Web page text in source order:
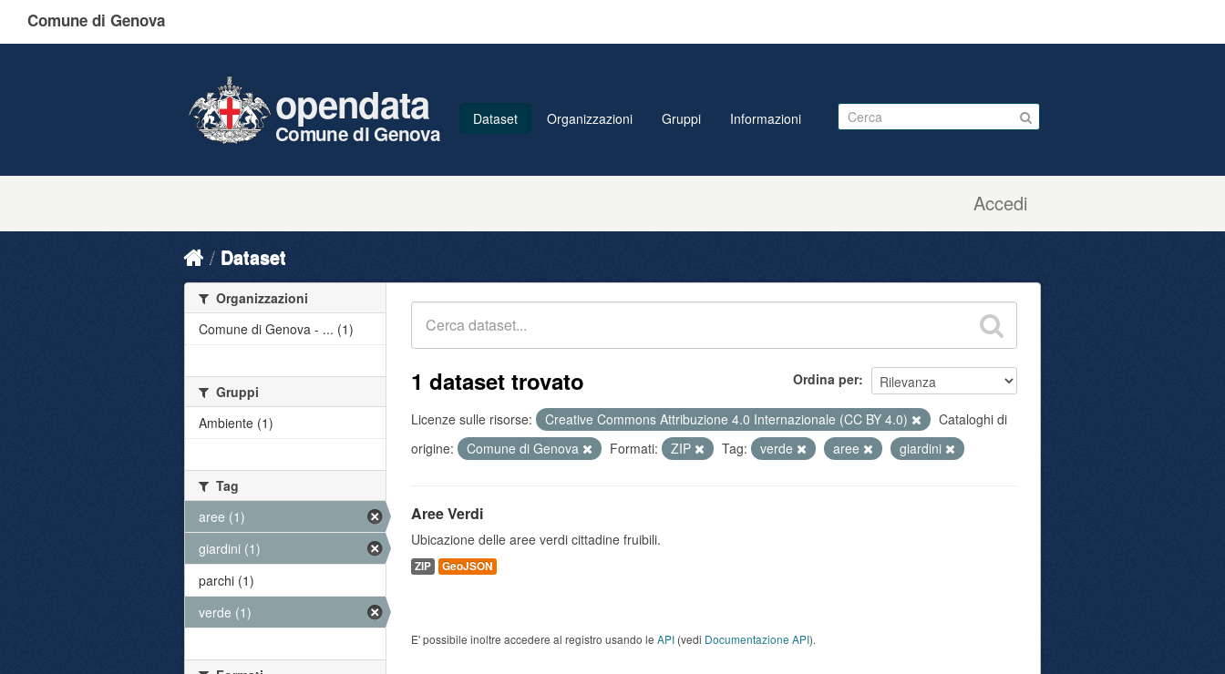
Comune di Genova
Accedi
opendata
Comune di Genova
Dataset Organizzazioni Gruppi Informazioni
Dataset
Ordina per
1 dataset trovato
Licenze sulle risorse: Creative Commons Attribuzione 4.0 Internazionale (CC BY 4.0)
Cataloghi di
origine:
Comune di Genova Formati: ZIP Tag: verde aree giardini
Aree Verdi
Ubicazione delle aree verdi cittadine fruibili.
ZIP GeoJSON
E' possibile inoltre accedere al registro usando le API (vedi Documentazione API).
Organizzazioni
Comune di Genova - ... (1)
Gruppi
Ambiente (1)
Tag
aree (1)
giardini (1)
parchi (1)
verde (1)